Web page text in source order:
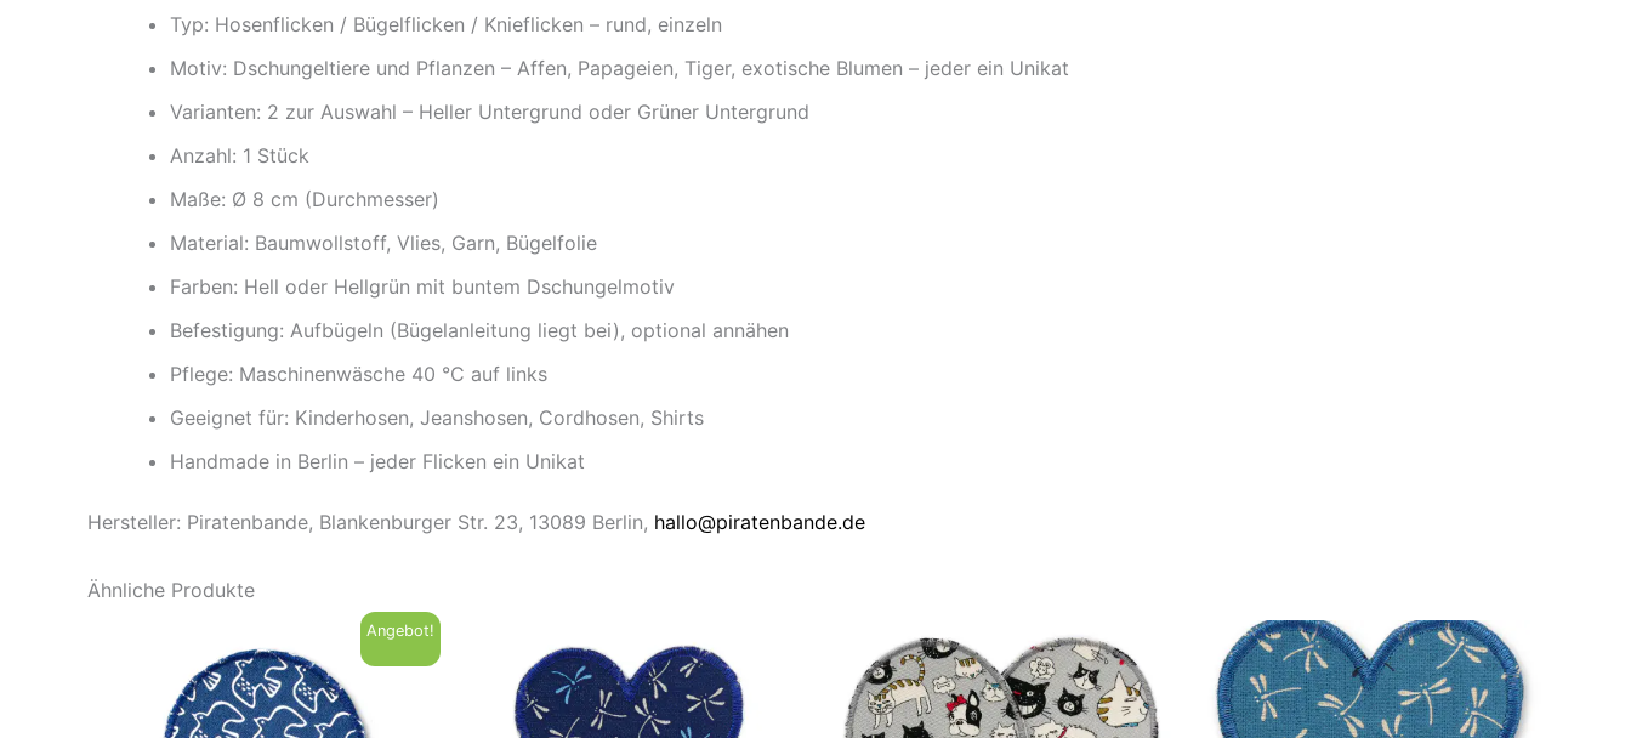
Typ: Hosenflicken / Bügelflicken / Knieflicken – rund, einzeln
Motiv: Dschungeltiere und Pflanzen – Affen, Papageien, Tiger, exotische Blumen – jeder ein Unikat
Varianten: 2 zur Auswahl – Heller Untergrund oder Grüner Untergrund
Anzahl: 1 Stück
Maße: Ø 8 cm (Durchmesser)
Material: Baumwollstoff, Vlies, Garn, Bügelfolie
Farben: Hell oder Hellgrün mit buntem Dschungelmotiv
Befestigung: Aufbügeln (Bügelanleitung liegt bei), optional annähen
Pflege: Maschinenwäsche 40 °C auf links
Geeignet für: Kinderhosen, Jeanshosen, Cordhosen, Shirts
Handmade in Berlin – jeder Flicken ein Unikat
Hersteller: Piratenbande, Blankenburger Str. 23, 13089 Berlin, hallo@piratenbande.de
Ähnliche Produkte
Angebot!